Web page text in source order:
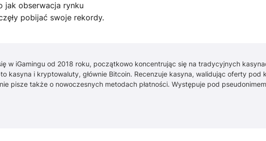
jak obserwacja rynku
pobijać swoje rekordy.
w iGamingu od 2018 roku, początkowo koncentrując się na tradycyjnych
kasyna i kryptowaluty, głównie Bitcoin. Recenzuje kasyna, walidując oferty pod
pisze także o nowoczesnych metodach płatności. Występuje pod